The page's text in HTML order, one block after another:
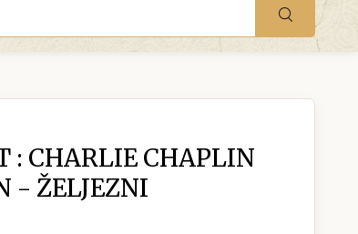
CHARLIE CHAPLIN
- ŽELJEZNI